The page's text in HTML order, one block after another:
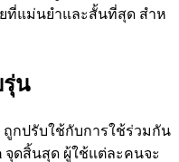
ที่แม่นยําและสั้นที่สุด สําห
รุ่น
ถูกปรับใช้กับการใช้ร่วมกัน
จุดสิ้นสุด ผู้ใช้แต่ละคนจะ